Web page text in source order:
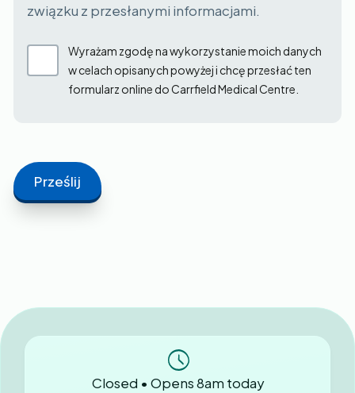
związku z przesłanymi informacjami.
Wyrażam zgodę na wykorzystanie moich danych
w celach opisanych powyżej i chcę przesłać ten
formularz online do Carrfield Medical Centre.
Closed • Opens 8am today